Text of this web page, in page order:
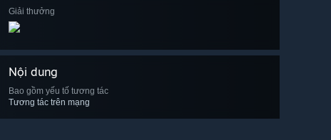
Giải thưởng
Nội dung
Bao gồm yếu tố tương tác
Tương tác trên mạng